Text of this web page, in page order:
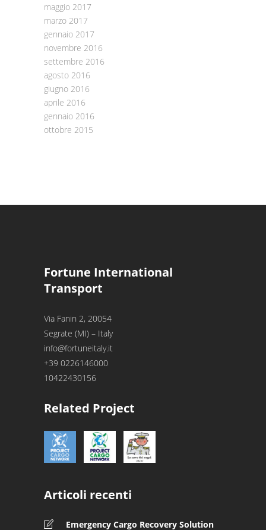
maggio 2017
marzo 2017
gennaio 2017
novembre 2016
settembre 2016
agosto 2016
giugno 2016
aprile 2016
gennaio 2016
ottobre 2015
Fortune International
Transport
Via Fanin 2, 20054
Segrate (MI) – Italy
info@fortuneitaly.it
+39 0226146000
10422430156
Related Project
Articoli recenti
Emergency Cargo Recovery Solution